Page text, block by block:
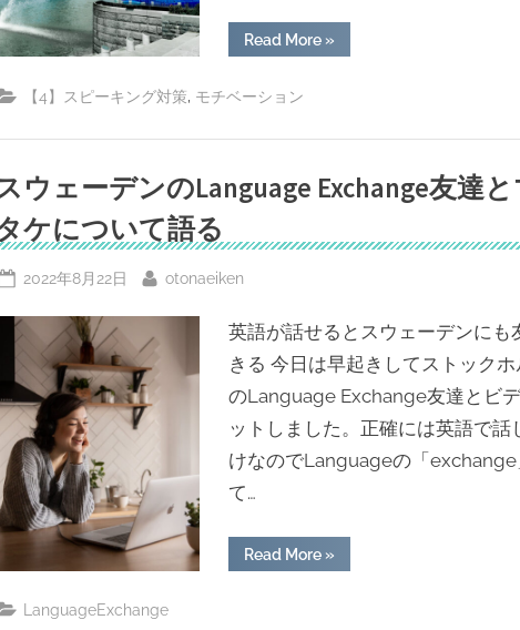
Read More“シ
ン
シ
ン
ッ
英
体
»
【4】スピーキング対策 モチベーション
ウェーデンのLanguage Exchange友達
ケについて語る
Posted
2022年8月22日 By
otonaeiken
英語が話せるとスウェーデンにも
きる 今日は早起きしてストック
のLanguage Exchange友達とビ
ットしました。正確には英語で話
けなのでLanguageの「exchange
て…
Read More“ス
ウ
»
LanguageExchange